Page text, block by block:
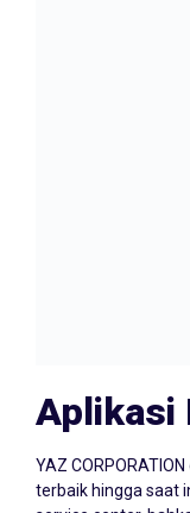
Aplikasi
YAZ
terbaik hingga saat